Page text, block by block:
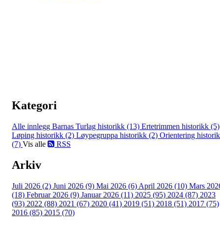
Kategori
Alle innlegg Barnas Turlag historikk (13) Ertetrimmen historikk (5)
Løping historikk (2) Løypegruppa historikk (2) Orientering
(7) Vis alle RSS
Arkiv
Juli 2026 (2) Juni 2026 (9) Mai 2026 (6) April 2026 (10) Mars
(18) Februar 2026 (9) Januar 2026 (11) 2025 (95) 2024 (87) 2023
(93) 2022 (88) 2021 (67) 2020 (41) 2019 (51) 2018 (51) 2017 (75)
2016 (85) 2015 (70)